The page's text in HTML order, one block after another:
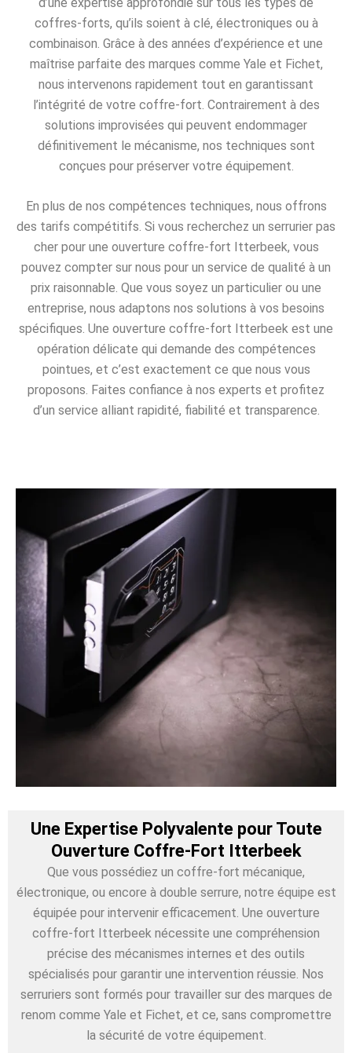
coffres-forts, qu’ils soient à clé, électroniques ou à
combinaison. Grâce à des années d’expérience et une
maîtrise parfaite des marques comme Yale et Fichet,
nous intervenons rapidement tout en garantissant
l’intégrité de votre coffre-fort. Contrairement à des
solutions improvisées qui peuvent endommager
définitivement le mécanisme, nos techniques sont
conçues pour préserver votre équipement.
En plus de nos compétences techniques, nous offrons
des tarifs compétitifs. Si vous recherchez un serrurier pas
cher pour une ouverture coffre-fort Itterbeek, vous
pouvez compter sur nous pour un service de qualité à un
prix raisonnable. Que vous soyez un particulier ou une
entreprise, nous adaptons nos solutions à vos besoins
spécifiques. Une ouverture coffre-fort Itterbeek est une
opération délicate qui demande des compétences
pointues, et c’est exactement ce que nous vous
proposons. Faites confiance à nos experts et profitez
d’un service alliant rapidité, fiabilité et transparence.
Une Expertise Polyvalente pour Toute
Ouverture Coffre-Fort Itterbeek
Que vous possédiez un coffre-fort mécanique,
électronique, ou encore à double serrure, notre équipe est
équipée pour intervenir efficacement. Une ouverture
coffre-fort Itterbeek nécessite une compréhension
précise des mécanismes internes et des outils
spécialisés pour garantir une intervention réussie. Nos
serruriers sont formés pour travailler sur des marques de
renom comme Yale et Fichet, et ce, sans compromettre
la sécurité de votre équipement.